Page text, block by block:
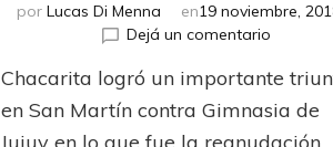
por Lucas Di Menna en19 noviembre,
Dejá un comentario
sumó
su
Chacarita logró un importante
en San Martín contra Gimnasia de